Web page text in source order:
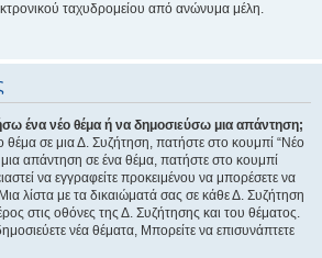
ταχυδρομείου από ανώνυμα μέλη.
ένα νέο θέμα ή να δημοσιεύσω μια απάντηση;
θέμα σε μια Δ. Συζήτηση, πατήστε στο κουμπί “Νέο
μια απάντηση σε ένα θέμα, πατήστε στο κουμπί
να εγγραφείτε προκειμένου να μπορέσετε να
λίστα με τα δικαιώματά σας σε κάθε Δ. Συζήτηση
στις οθόνες της Δ. Συζήτησης και του θέματος.
νέα θέματα, Μπορείτε να επισυνάπτετε